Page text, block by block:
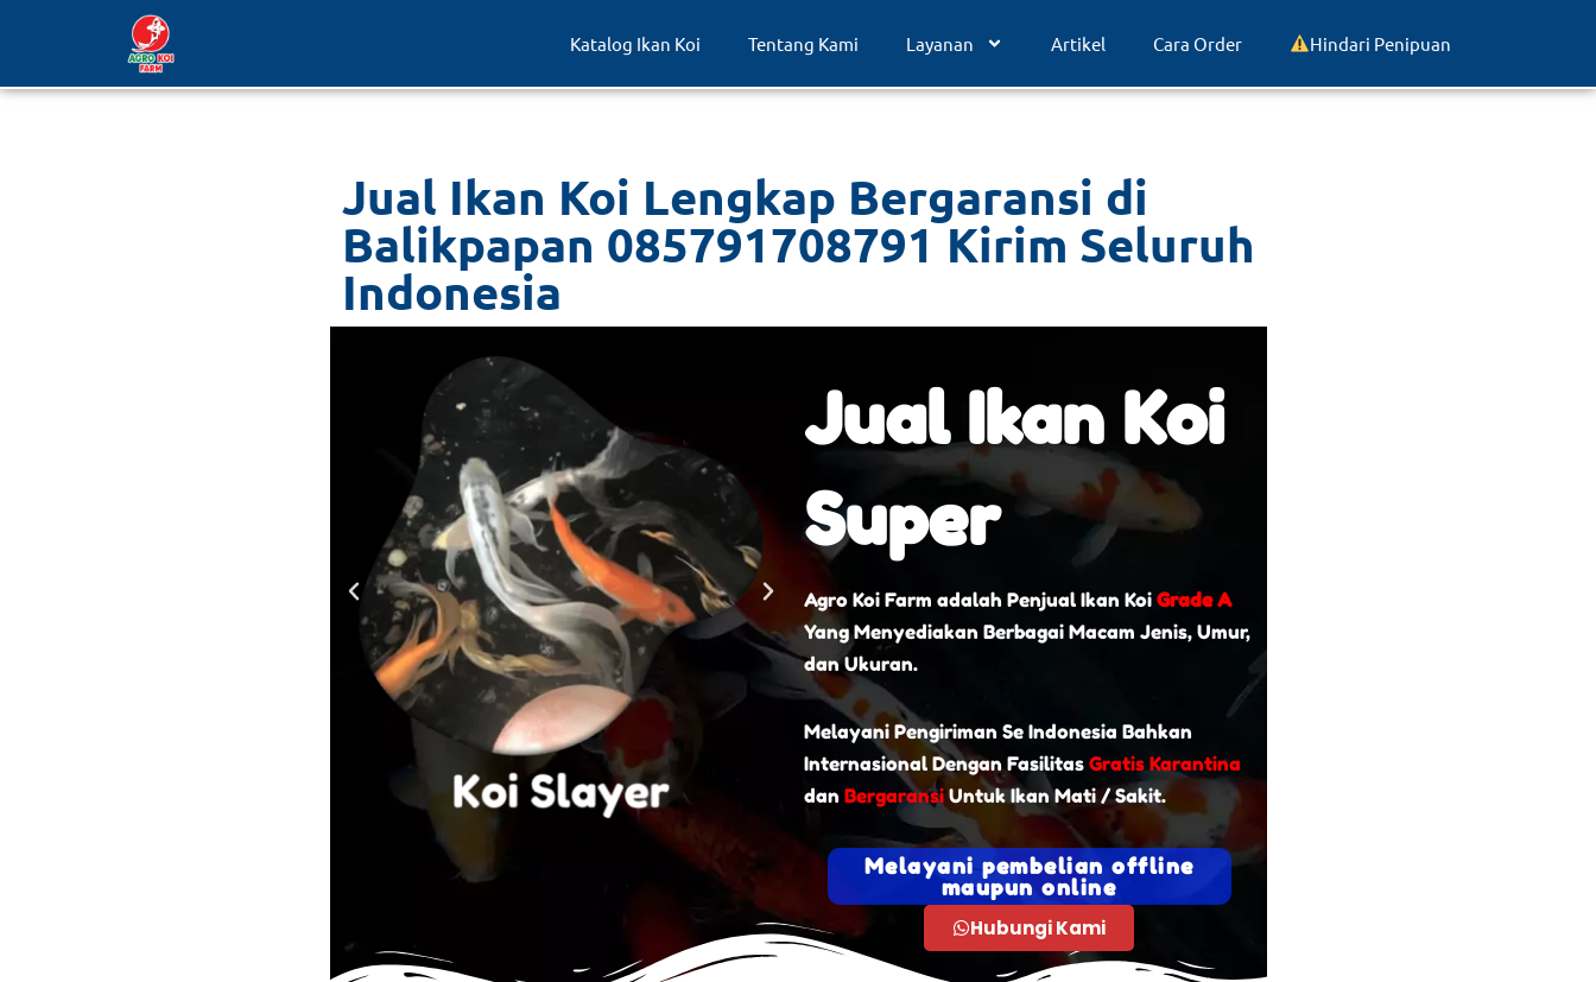
ke
Katalog Ikan Koi Tentang Kami Layanan Artikel Cara Order Hindari Penipuan
Jual Ikan Koi Lengkap Bergaransi di
Balikpapan 085791708791 Kirim Seluruh
Indonesia
Jual Ikan Koi
Super
Agro Koi Farm adalah Penjual Ikan KoiGrade A
Yang Menyediakan Berbagai Macam Jenis, Umur,
dan Ukuran.
Melayani Pengiriman Se Indonesia Bahkan
Internasional Dengan Fasilitas Gratis Karantina
dan BergaransiUntuk Ikan Mati / Sakit.
Melayani pembelian offline
maupun online
Hubungi Kami